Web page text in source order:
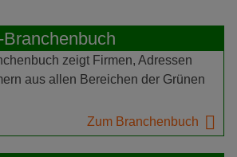
zeigt Firmen, Adressen
aus allen Bereichen der Grünen
Zum Branchenbuch